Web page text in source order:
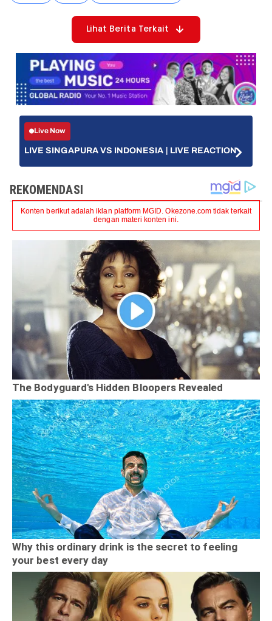
Lihat Berita Terkait
Live Now
LIVE SINGAPURA VS INDONESIA | LIVE REACTION